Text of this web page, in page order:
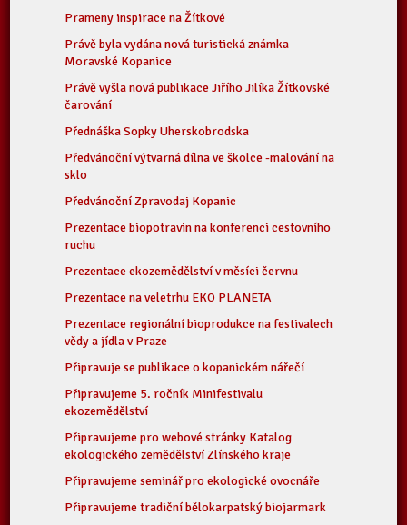
Prameny inspirace na Žítkové
Právě byla vydána nová turistická známka
Moravské Kopanice
Právě vyšla nová publikace Jiřího Jilíka Žítkovské
čarování
Přednáška Sopky Uherskobrodska
Předvánoční výtvarná dílna ve školce -malování na
sklo
Předvánoční Zpravodaj Kopanic
Prezentace biopotravin na konferenci cestovního
ruchu
Prezentace ekozemědělství v měsíci červnu
Prezentace na veletrhu EKO PLANETA
Prezentace regionální bioprodukce na festivalech
vědy a jídla v Praze
Připravuje se publikace o kopanickém nářečí
Připravujeme 5. ročník Minifestivalu
ekozemědělství
Připravujeme pro webové stránky Katalog
ekologického zemědělství Zlínského kraje
Připravujeme seminář pro ekologické ovocnáře
Připravujeme tradiční bělokarpatský biojarmark